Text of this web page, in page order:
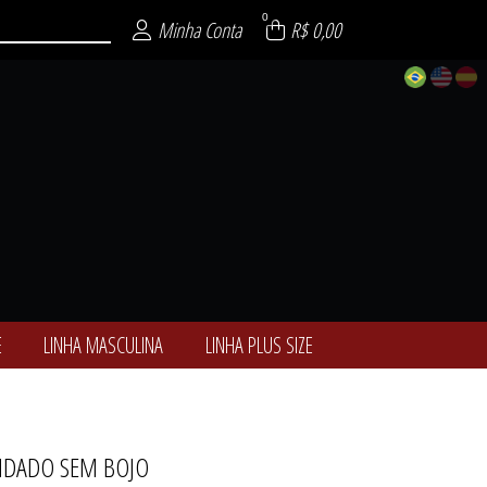
Minha Conta 0 R$ 0,00
LINHA MASCULINA LINHA PLUS SIZE
SEM BOJO